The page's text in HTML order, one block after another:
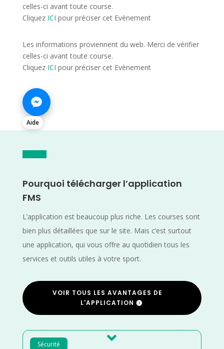
celles-ci avant toute course.
Cliquez ICI pour préciser cet Evènement
Les informations proviennent du web. Merci de vérifier
celles-ci avant toute course.
Cliquez ICI pour préciser cet Evènement
Aide
Pourquoi télécharger l’application
FMS
L’application est beaucoup plus riche. Les courses sont
bien plus détaillées que sur le site. Mais c’est surtout
une application, qui vous offre au quotidien tous les
services et outils utiles à votre sport.
VOIR TOUS LES AVANTAGES DE
L'APPLICATION
Sécurité 